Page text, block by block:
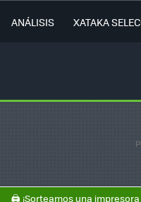
ANÁLISIS XATAKA
🖨️ ¡Sorteamos una impresora